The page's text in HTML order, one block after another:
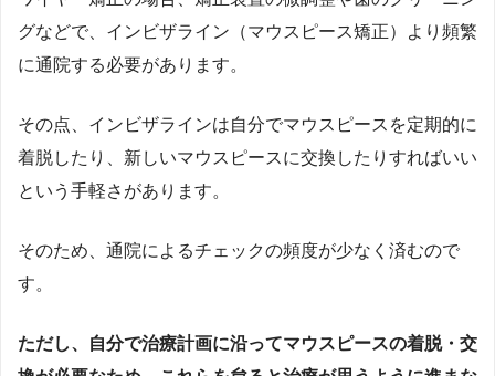
グなどで、インビザライン（マウスピース矯正）より頻繁
に通院する必要があります。
その点、インビザラインは自分でマウスピースを定期的に
着脱したり、新しいマウスピースに交換したりすればいい
という手軽さがあります。
そのため、通院によるチェックの頻度が少なく済むので
す。
ただし、自分で治療計画に沿ってマウスピースの着脱・交